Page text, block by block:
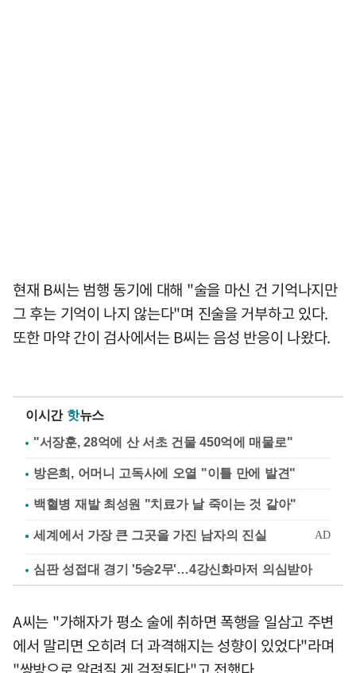
현재 B씨는 범행 동기에 대해 "술을 마신 건 기억나지만
그 후는 기억이 나지 않는다"며 진술을 거부하고 있다.
또한 마약 간이 검사에서는 B씨는 음성 반응이 나왔다.
이시간 핫뉴스
"서장훈, 28억에 산 서초 건물 450억에 매물로"
방은희, 어머니 고독사에 오열 "이틀 만에 발견"
백혈병 재발 최성원 "치료가 날 죽이는 것 같아"
심판 성접대 경기 '5승2무'…4강신화마저 의심받아
A씨는 "가해자가 평소 술에 취하면 폭행을 일삼고 주변
에서 말리면 오히려 더 과격해지는 성향이 있었다"라며